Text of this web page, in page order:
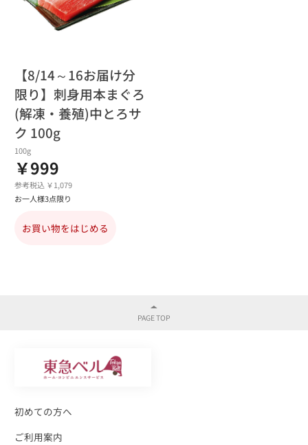
【8/14～16お届け分
限り】刺身用本まぐろ
(解凍・養殖)中とろサ
ク 100g
100g
￥999
参考税込 ￥1,079
お一人様3点限り
お買い物をはじめる
初めての方へ
ご利用案内